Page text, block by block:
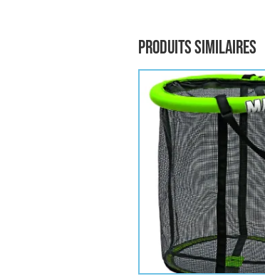
Produits similaires